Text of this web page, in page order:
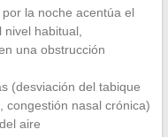
la noche acentúa el
nivel habitual,
una obstrucción
(desviación del tabique
congestión nasal crónica)
aire